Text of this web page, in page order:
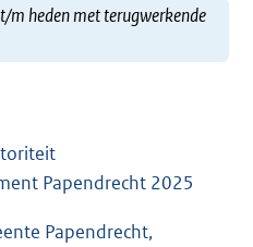
heden met terugwerkende
Papendrecht 2025
Papendrecht,